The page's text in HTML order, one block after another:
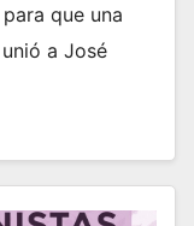
que una
a José